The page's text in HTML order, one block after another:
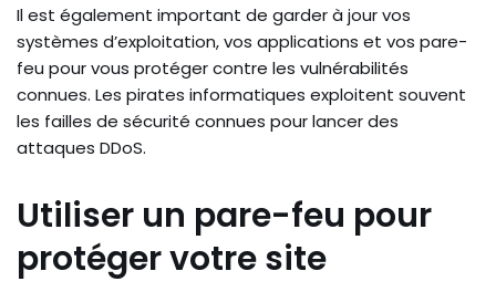
Il est également important de garder à jour vos
systèmes d’exploitation, vos applications et vos pare-
feu pour vous protéger contre les vulnérabilités
connues. Les pirates informatiques exploitent souvent
les failles de sécurité connues pour lancer des
attaques DDoS.
Utiliser un pare-feu pour
protéger votre site